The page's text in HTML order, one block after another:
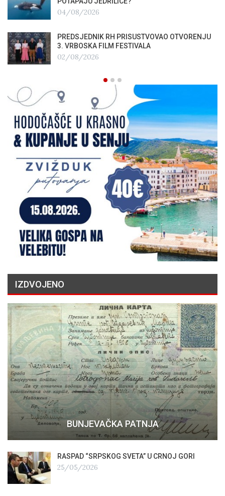
04/08/2026
PREDSJEDNIK RH PRISUSTVOVAO OTVORENJU
3. VRBOSKA FILM FESTIVALA
02/08/2026
IZDVOJENO
BUNJEVAČKA PATNJA
RASPAD “SRPSKOG SVETA” U CRNOJ GORI
25/05/2026